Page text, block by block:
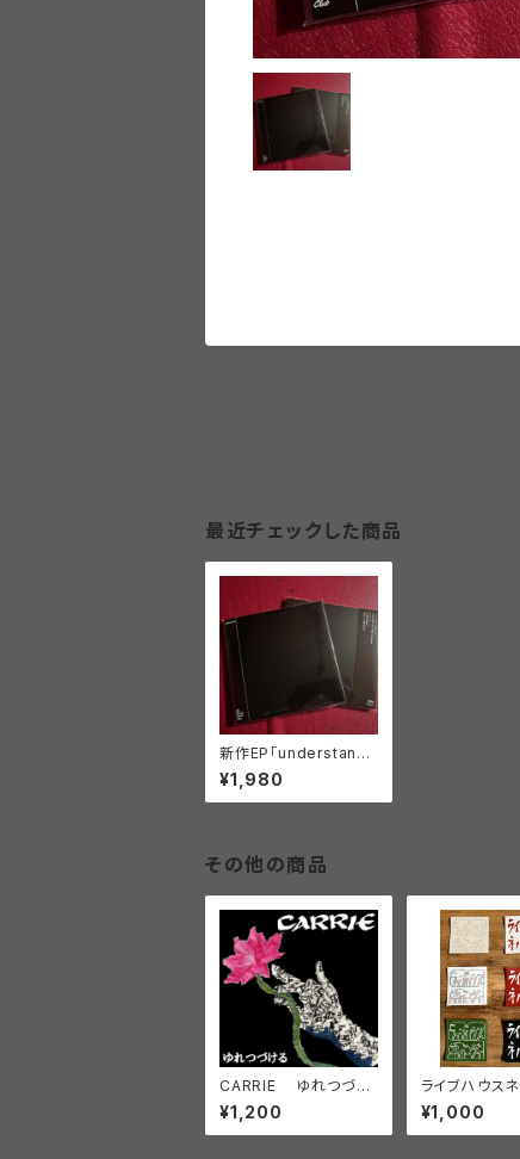
最近チェックした商品
新作EP「understan
d.」
¥1,980
その他の商品
CARRIE ゆれつづけ
る
¥1,200
ライブハウス
ステッカー
¥1,000